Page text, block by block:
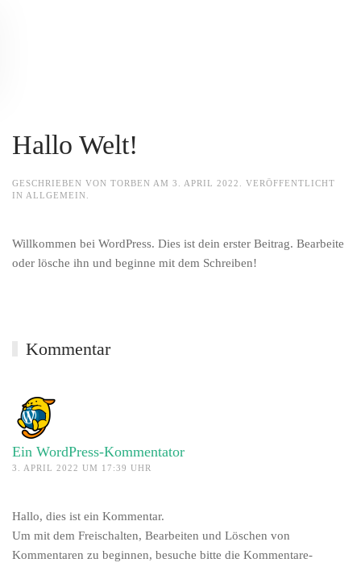
Hallo Welt!
GESCHRIEBEN VON TORBEN AM 3. APRIL 2022
. VERÖFFENTLICHT
IN ALLGEMEIN
Willkommen bei WordPress. Dies ist dein erster Beitrag. Bearbeite
oder lösche ihn und beginne mit dem Schreiben!
Kommentar
Ein WordPress-Kommentator
3. APRIL 2022 UM 17:39 UHR
Hallo, dies ist ein Kommentar.
Um mit dem Freischalten, Bearbeiten und Löschen von
Kommentaren zu beginnen, besuche bitte die Kommentare-